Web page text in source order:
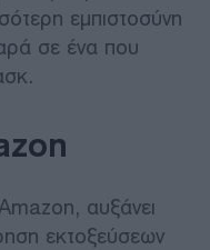
εμπιστοσύνη
σε ένα που
αυξάνει
εκτοξεύσεων